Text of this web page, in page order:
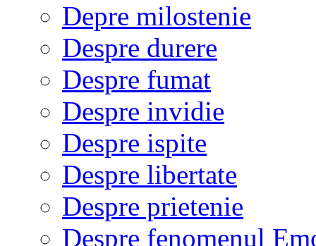
Depre milostenie
Despre durere
Despre fumat
Despre invidie
Despre ispite
Despre libertate
Despre prietenie
Despre fenomenul